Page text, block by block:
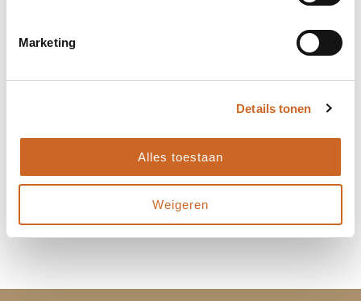
Marketing
Details tonen
Alles toestaan
Weigeren
zorgen we ervoor dat de planning aansluit op jouw
wensen en behoeften, en kunnen we eventuele
leverdatum? Laat het ons weten, dan kijken we
samen naar de beste oplossing!